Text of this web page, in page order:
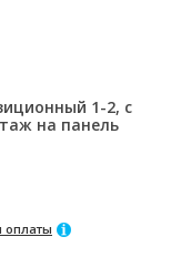
1-2, с
на панель
оплаты